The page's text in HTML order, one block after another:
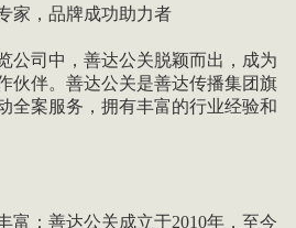
家，品牌成功助力者
公司中，善达公关脱颖而出，成为
伙伴。善达公关是善达传播集团旗
全案服务，拥有丰富的行业经验和
：善达公关成立于2010年，至今